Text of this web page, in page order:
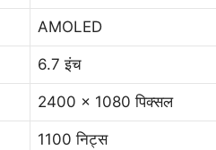
AMOLED
6.7 इंच
2400 x 1080 पिक्सल
1100 निट्स